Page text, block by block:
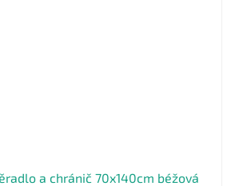
a chránič 70x140cm béžová